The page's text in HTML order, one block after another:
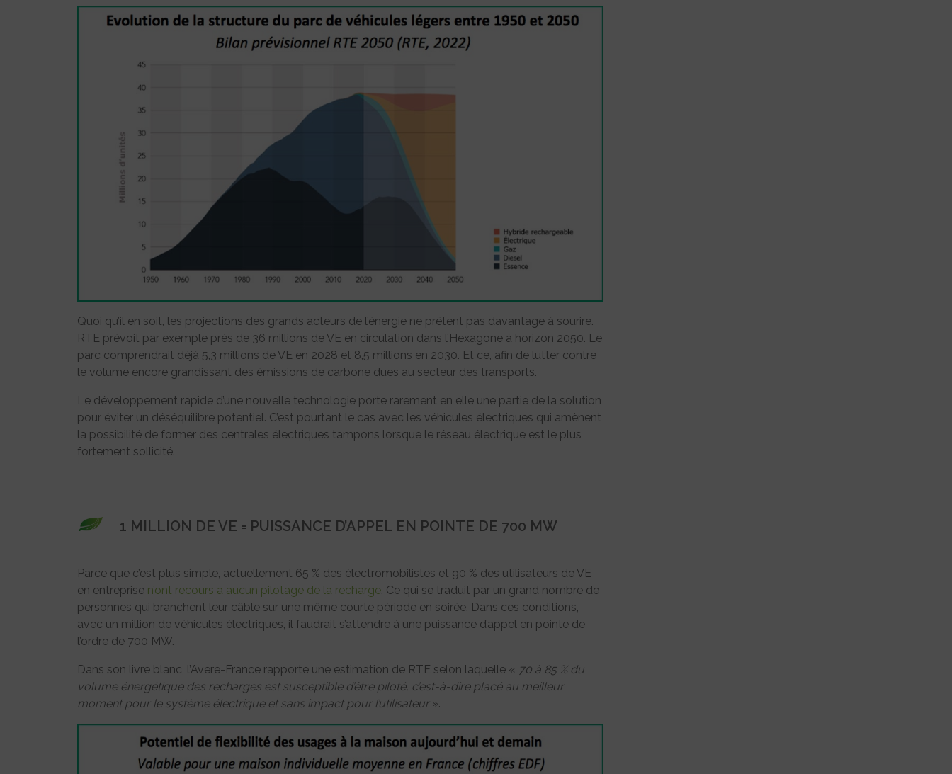
Quoi qu’il en soit, les projections des grands acteurs de l’énergie ne prêtent pas davantage à sourire.
RTE prévoit par exemple près de 36 millions de VE en circulation dans l’Hexagone à horizon 2050. Le
parc comprendrait déjà 5,3 millions de VE en 2028 et 8,5 millions en 2030. Et ce, afin de lutter contre
le volume encore grandissant des émissions de carbone dues au secteur des transports.
Le développement rapide d’une nouvelle technologie porte rarement en elle une partie de la solution
pour éviter un déséquilibre potentiel. C’est pourtant le cas avec les véhicules électriques qui amènent
la possibilité de former des centrales électriques tampons lorsque le réseau électrique est le plus
fortement sollicité.
1 MILLION DE VE = PUISSANCE D’APPEL EN POINTE DE 700 MW
Parce que c’est plus simple, actuellement 65 % des électromobilistes et 90 % des utilisateurs de VE
en entreprise n’ont recours à aucun pilotage de la recharge. Ce qui se traduit par un grand nombre de
personnes qui branchent leur câble sur une même courte période en soirée. Dans ces conditions,
avec un million de véhicules électriques, il faudrait s’attendre à une puissance d’appel en pointe de
l’ordre de 700 MW.
Dans son livre blanc, l’Avere-France rapporte une estimation de RTE selon laquelle « 70 à 85 % du
volume énergétique des recharges est susceptible d’être piloté, c’est-à-dire placé au meilleur
moment pour le système électrique et sans impact pour l’utilisateur».